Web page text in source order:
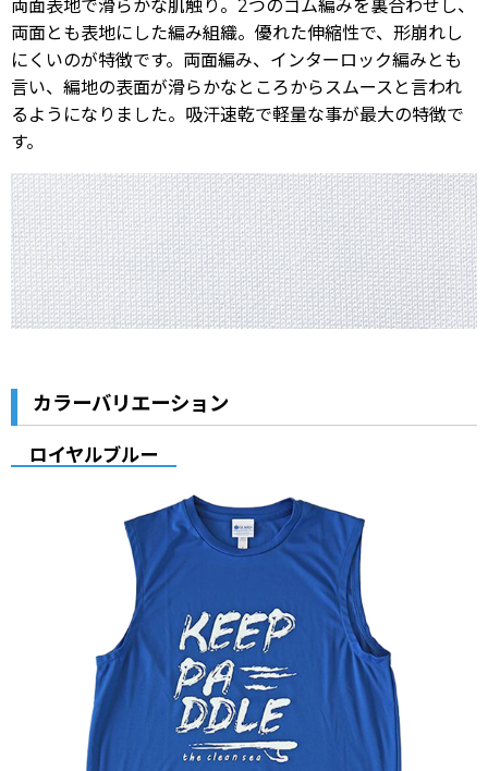
両面表地で滑らかな肌触り。2つのゴム編みを裏合わせし、
両面とも表地にした編み組織。優れた伸縮性で、形崩れし
にくいのが特徴です。両面編み、インターロック編みとも
言い、編地の表面が滑らかなところからスムースと言われ
るようになりました。吸汗速乾で軽量な事が最大の特徴で
す。
カラーバリエーション
ロイヤルブルー